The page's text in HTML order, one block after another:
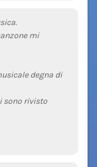
mi
degna di
sono rivisto